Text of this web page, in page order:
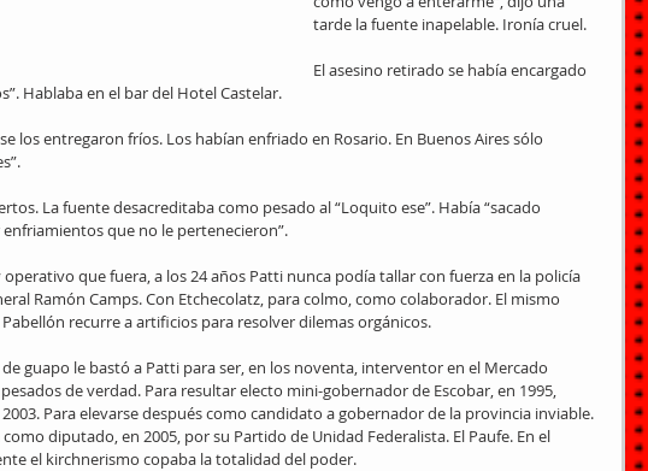
tarde la fuente inapelable. Ironía cruel.
El asesino retirado se había encargado
Hablaba en el bar del Hotel Castelar.
los entregaron fríos. Los habían enfriado en Rosario. En Buenos Aires sólo
La fuente desacreditaba como pesado al “Loquito ese”. Había “sacado
que no le pertenecieron”.
que fuera, a los 24 años Patti nunca podía tallar con fuerza en la policía
Ramón Camps. Con Etchecolatz, para colmo, como colaborador. El mismo
recurre a artificios para resolver dilemas orgánicos.
guapo le bastó a Patti para ser, en los noventa, interventor en el Mercado
de verdad. Para resultar electo mini-gobernador de Escobar, en 1995,
Para elevarse después como candidato a gobernador de la provincia inviable.
diputado, en 2005, por su Partido de Unidad Federalista. El Paufe. En el
el kirchnerismo copaba la totalidad del poder.